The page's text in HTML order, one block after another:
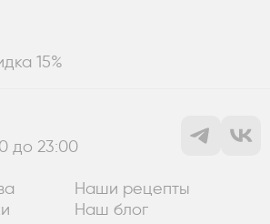
15%
до 23:00
Наши рецепты
Наш блог